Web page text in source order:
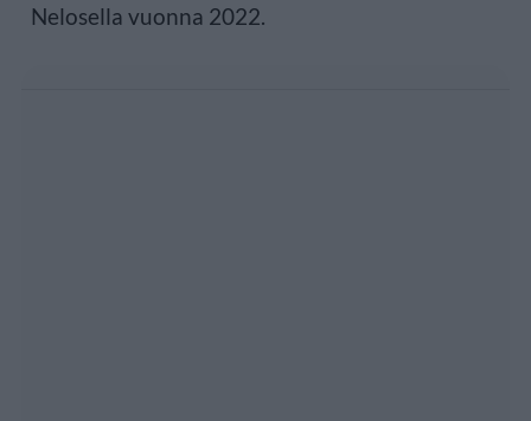
Nelosella vuonna 2022.